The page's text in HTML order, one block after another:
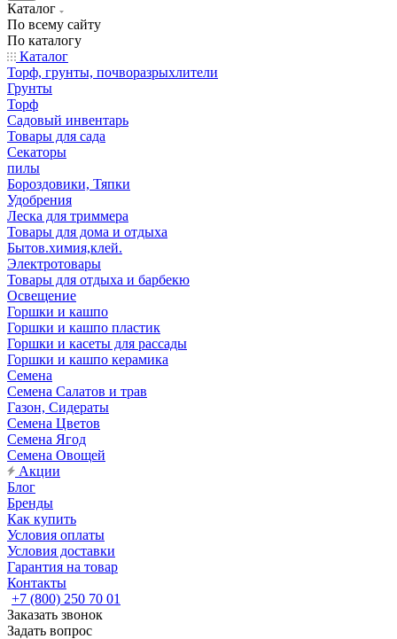
Каталог
По всему сайту
По каталогу
Каталог
Торф, грунты, почворазрыхлители
Грунты
Торф
Садовый инвентарь
Товары для сада
Секаторы
пилы
Бороздовики, Тяпки
Удобрения
Леска для триммера
Товары для дома и отдыха
Бытов.химия,клей.
Электротовары
Товары для отдыха и барбекю
Освещение
Горшки и кашпо
Горшки и кашпо пластик
Горшки и касеты для рассады
Горшки и кашпо керамика
Семена
Семена Салатов и трав
Газон, Сидераты
Семена Цветов
Семена Ягод
Семена Овощей
Акции
Блог
Бренды
Как купить
Условия оплаты
Условия доставки
Гарантия на товар
Контакты
+7 (800) 250 70 01
Заказать звонок
Задать вопрос